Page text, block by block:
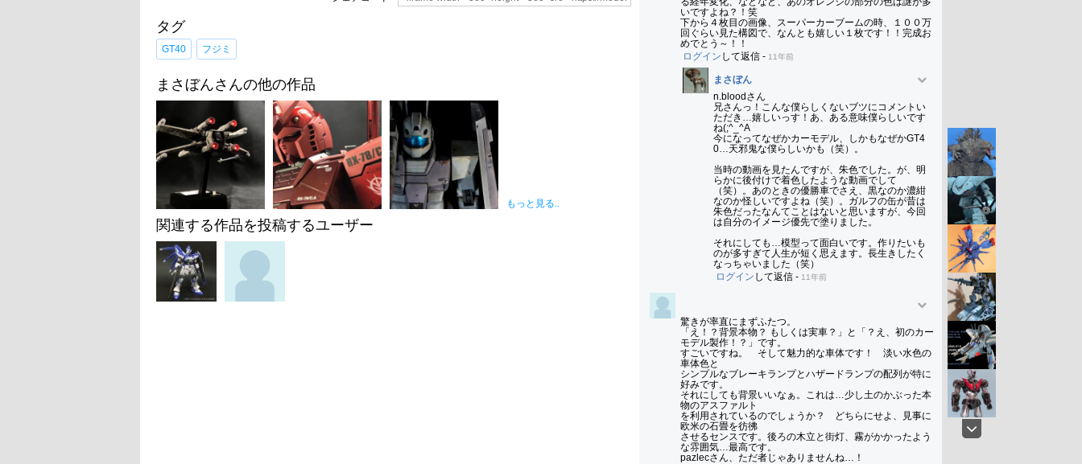
タグ
GT40 フジミ
まさぼんさんの他の作品
もっと見る..
関連する作品を投稿するユーザー
いですよね？！笑
下から４枚目の画像、スーパーカーブームの時、１００万
回ぐらい見た構図で、なんとも嬉しい１枚です！！完成お
めでとう～！！
ログイン して返信 - 11年前
まさぼん
n.bloodさん
兄さんっ！こんな僕らしくないブツにコメントい
ただき…嬉しいっす！あ、ある意味僕らしいです
ね(;^_^A
今になってなぜかカーモデル、しかもなぜかGT4
0…天邪鬼な僕らしいかも（笑）。
当時の動画を見たんですが、朱色でした。が、明
らかに後付けで着色したような動画でして
（笑）。あのときの優勝車でさえ、黒なのか濃紺
なのか怪しいですよね（笑）。ガルフの缶が昔は
朱色だったなんてことはないと思いますが、今回
は自分のイメージ優先で塗りました。
それにしても…模型って面白いです。作りたいも
のが多すぎて人生が短く思えます。長生きしたく
なっちゃいました（笑）
ログイン して返信 - 11年前
驚きが率直にまずふたつ。
「え！？背景本物？ もしくは実車？」と「？え、初のカー
モデル製作！？」です。
すごいですね。　そして魅力的な車体です！　淡い水色の
車体色と
シンプルなブレーキランプとハザードランプの配列が特に
好みです。
それにしても背景いいなぁ。これは…少し土のかぶった本
物のアスファルト
を利用されているのでしょうか？　どちらにせよ、見事に
欧米の石畳を彷彿
させるセンスです。後ろの木立と街灯、霧がかかったよう
な雰囲気…最高です。
pazlecさん、ただ者じゃありませんね…！